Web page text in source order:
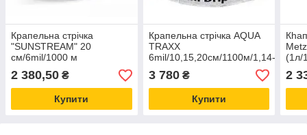
Крапельна стрічка
"SUNSTREAM" 20
см/6mil/1000 м
(Туреччина)
2 380,50 ₴
Купити
Крапельна стрічка AQUA
TRAXX
6mil/10,15,20см/1100м/1,14-
1,41л/год (щільова) США
3 780₴
Купити
(1л/
2